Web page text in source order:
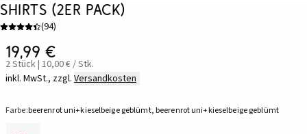
Shirts (2er Pack)
(94)
19,99 €
2 Stück | 10,00 € / Stk.
inkl. MwSt., zzgl. Versandkosten
Farbe:beerenrot uni+kieselbeige geblümt, beerenrot uni+kieselbeige geblümt